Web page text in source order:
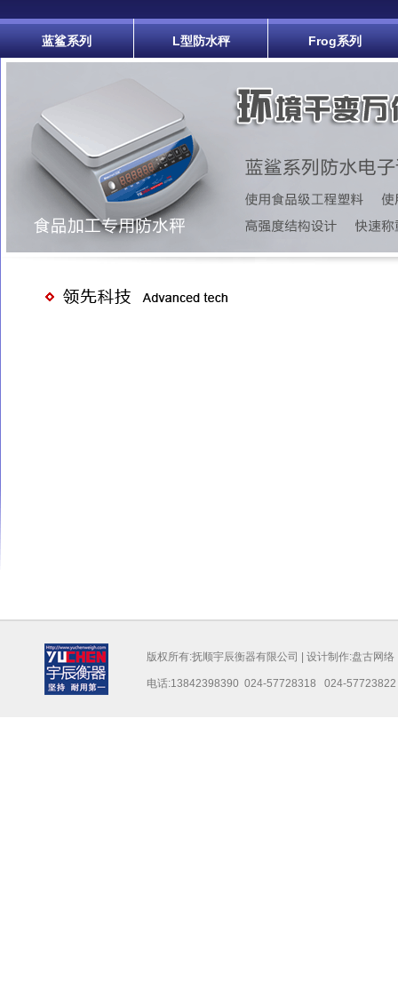
蓝鲨系列 L型防水秤 Frog系列
版权所有:抚顺宇辰衡器有限公司 | 设计制作:盘古网络
电话:13842398390 024-57728318 024-